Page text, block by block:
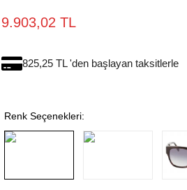
9.903,02 TL
825,25 TL 'den başlayan taksitlerle
Renk Seçenekleri: